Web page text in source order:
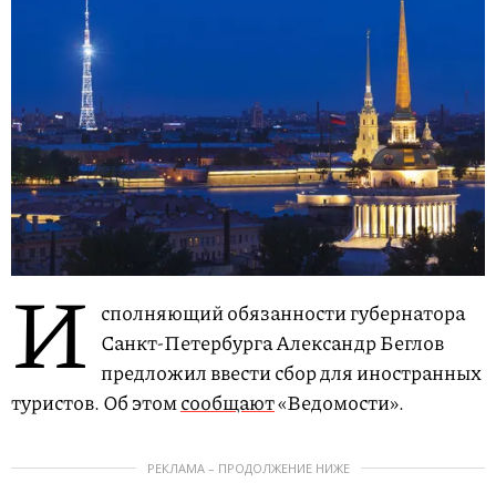
И сполняющий обязанности губернатора
Санкт-Петербурга Александр Беглов
предложил ввести сбор для иностранных
туристов. Об этомсообщают«Ведомости».
РЕКЛАМА – ПРОДОЛЖЕНИЕ НИЖЕ